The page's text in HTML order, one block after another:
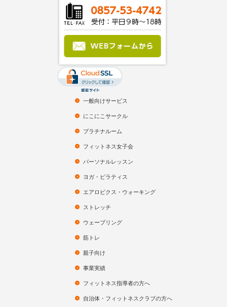
一般向けサービス
にこにこサークル
プラチナルーム
フィットネス女子会
パーソナルレッスン
ヨガ・ピラティス
エアロビクス・ウォーキング
ストレッチ
ウェーブリング
筋トレ
親子向け
事業実績
フィットネス指導者の方へ
自治体・フィットネスクラブの方へ